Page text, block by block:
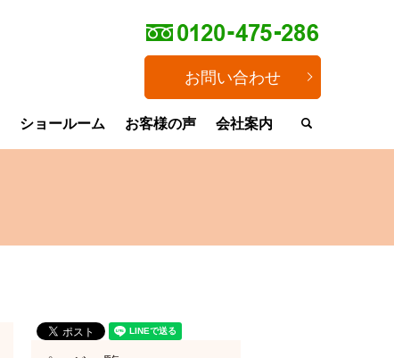
ショールーム お客様の声 会社案内
お問い合わせ